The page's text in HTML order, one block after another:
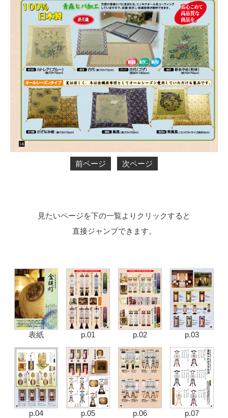
前ページ 次ページ
見たいページを下の一覧よりクリックすると
直接ジャンプできます。
表紙 p.01 p.02 p.03
p.04 p.05 p.06 p.07